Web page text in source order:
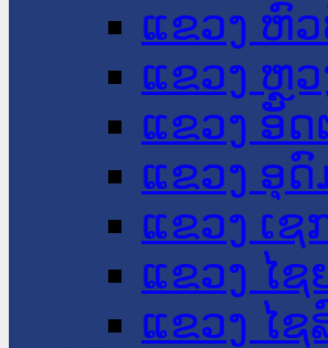
ແຂວງ ຫົ
ແຂວງ ຫຼວ
ແຂວງ ອັດ
ແຂວງ ອຸດົ
ແຂວງ ເຊ
ແຂວງ ໄຊ
ແຂວງ ໄຊ